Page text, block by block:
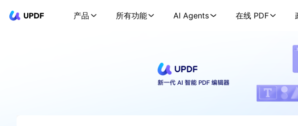
UPDF 产品 所有功能 AI Agents 在线 PDF